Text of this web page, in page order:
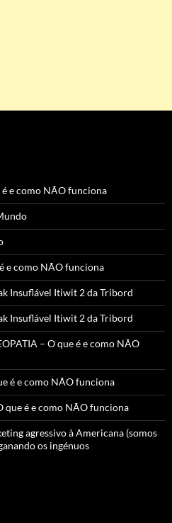
e como NÃO funciona
e como NÃO funciona
Insuflável Itiwit 2 da Tribord
Insuflável Itiwit 2 da Tribord
– O que é e como NÃO
é e como NÃO funciona
que é e como NÃO funciona
agressivo à Americana (somos
os ingénuos